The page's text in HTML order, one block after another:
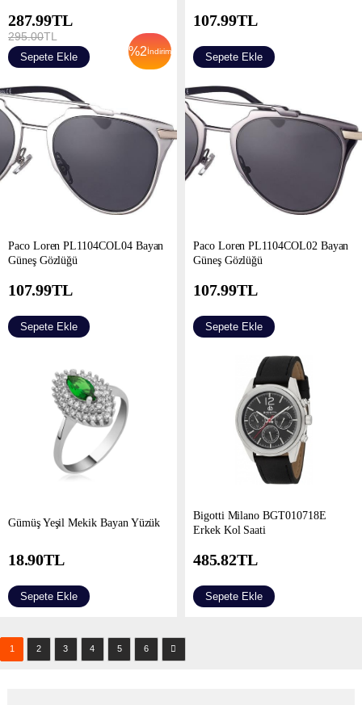
%2İndirim
287.99TL
295.00TL
Sepete Ekle
107.99TL
Sepete Ekle
Paco Loren PL1104COL04 Bayan
Güneş Gözlüğü
107.99TL
Sepete Ekle
Paco Loren PL1104COL02 Bayan
Güneş Gözlüğü
107.99TL
Sepete Ekle
​Gümüş Yeşil Mekik Bayan Yüzük
18.90TL
Sepete Ekle
Bigotti Milano BGT010718E
Erkek Kol Saati
485.82TL
Sepete Ekle
1 2 3 4 5 6